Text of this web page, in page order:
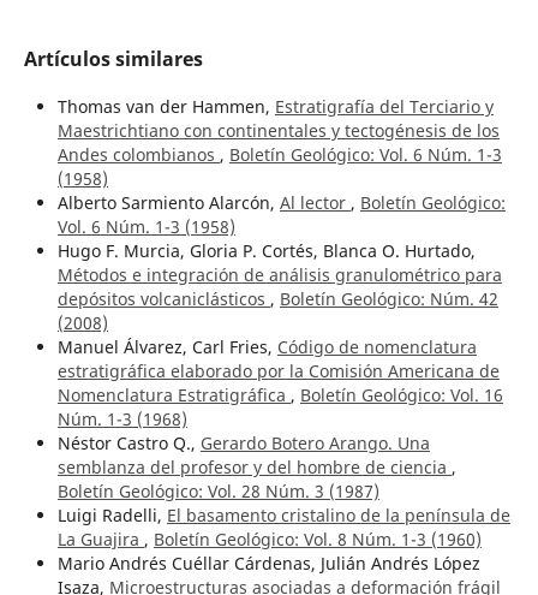
Artículos similares
Thomas van der Hammen, Estratigrafía del Terciario y
Maestrichtiano con continentales y tectogénesis de los
Andes colombianos , Boletín Geológico: Vol. 6 Núm. 1-3
(1958)
Alberto Sarmiento Alarcón, Al lector , Boletín Geológico:
Vol. 6 Núm. 1-3 (1958)
Hugo F. Murcia, Gloria P. Cortés, Blanca O. Hurtado,
Métodos e integración de análisis granulométrico para
depósitos volcaniclásticos , Boletín Geológico: Núm. 42
(2008)
Manuel Álvarez, Carl Fries, Código de nomenclatura
estratigráfica elaborado por la Comisión Americana de
Nomenclatura Estratigráfica , Boletín Geológico: Vol. 16
Núm. 1-3 (1968)
Néstor Castro Q., Gerardo Botero Arango. Una
semblanza del profesor y del hombre de ciencia ,
Boletín Geológico: Vol. 28 Núm. 3 (1987)
Luigi Radelli, El basamento cristalino de la península de
La Guajira , Boletín Geológico: Vol. 8 Núm. 1-3 (1960)
Mario Andrés Cuéllar Cárdenas, Julián Andrés López
Isaza, Microestructuras asociadas a deformación frágil